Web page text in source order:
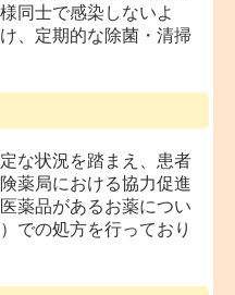
同士で感染しないよ
、定期的な除菌・清掃
な状況を踏まえ、患者
薬局における協力促進
薬品があるお薬につい
での処方を行っており